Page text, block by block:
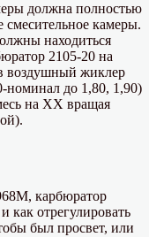
должна полностью
смесительное камеры.
находиться
2105-20 на
воздушный жиклер
до 1,80, 1,90)
на ХХ вращая
карбюратор
как отрегулировать
был просвет, или